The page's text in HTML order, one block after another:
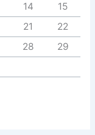
14
15
21
22
28
29